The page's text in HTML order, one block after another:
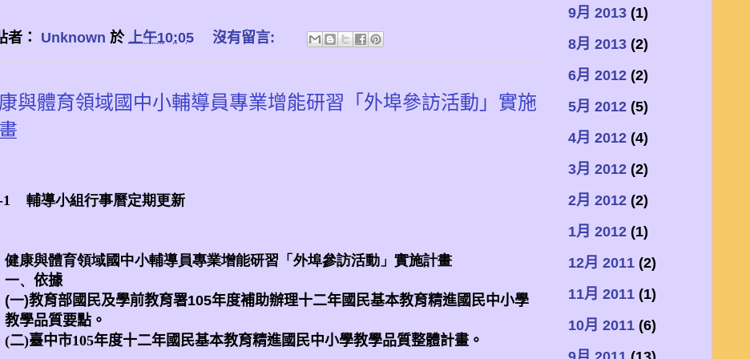
者： Unknown 於 上午10:05 沒有留言:
與體育領域國中小輔導員專業增能研習「外埠參訪活動」實施
1 輔導小組行事曆定期更新
健康與體育領域國中小輔導員專業增能研習「外埠參訪活動」實施計畫
一、 依據
(一)教育部國民及學前教育署105年度補助辦理十二年國民基本教育精進國民中小學
教學品質要點。
(二)臺中市105年度十二年國民基本教育精進國民中小學教學品質整體計畫。
9月 2013 (1)
8月 2013 (2)
6月 2012 (2)
5月 2012 (5)
4月 2012 (4)
3月 2012 (2)
2月 2012 (2)
1月 2012 (1)
12月 2011 (2)
11月 2011 (1)
10月 2011 (6)